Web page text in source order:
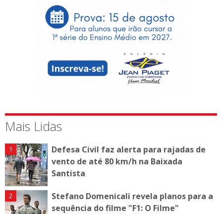
Mais Lidas
Defesa Civil faz alerta para rajadas de
vento de até 80 km/h na Baixada
Santista
Stefano Domenicali revela planos para a
sequência do filme "F1: O Filme"